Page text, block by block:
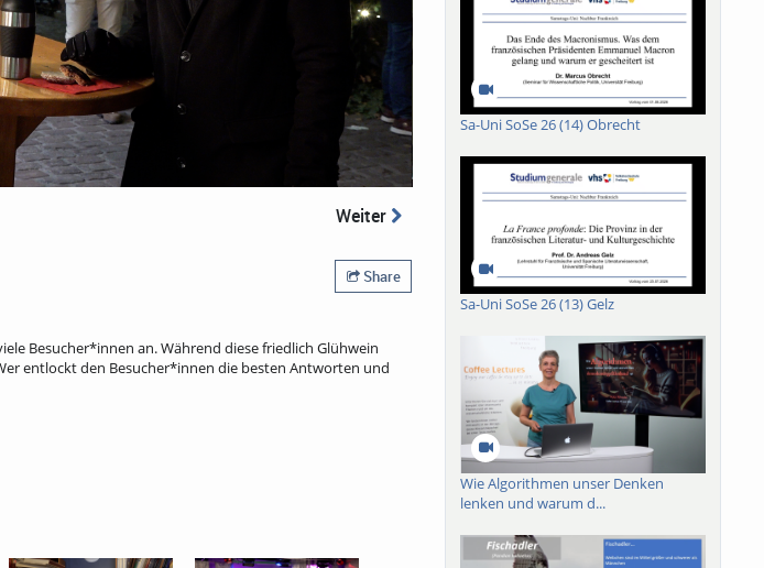
Weiter
Share
Besucher*innen an. Während diese friedlich Glühwein
entlockt den Besucher*innen die besten Antworten und
Sa-Uni SoSe 26 (14) Obrecht
Sa-Uni SoSe 26 (13) Gelz
Wie Algorithmen unser Denken
lenken und warum d...